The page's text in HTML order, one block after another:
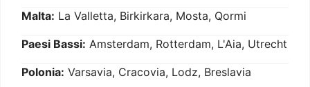
Malta: La Valletta, Birkirkara, Mosta, Qormi
Paesi Bassi: Amsterdam, Rotterdam, L'Aia, Utrecht
Polonia: Varsavia, Cracovia, Lodz, Breslavia